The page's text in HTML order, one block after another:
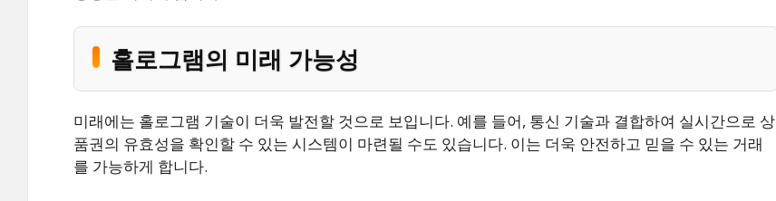
홀로그램의 미래 가능성
미래에는 홀로그램 기술이 더욱 발전할 것으로 보입니다. 예를 들어, 통신 기술과 결합하여 실시간으로 상
품권의 유효성을 확인할 수 있는 시스템이 마련될 수도 있습니다. 이는 더욱 안전하고 믿을 수 있는 거래
를 가능하게 합니다.